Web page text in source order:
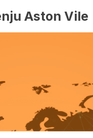
Aston Vile